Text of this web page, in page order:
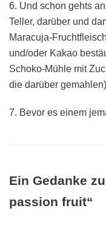
6. Und schon gehts
Teller, darüber und
Maracuja-
und/oder Kakao
Schoko-Mühle mit
die darüber
7. Bevor es einem
Ein Gedanke
passion fruit“